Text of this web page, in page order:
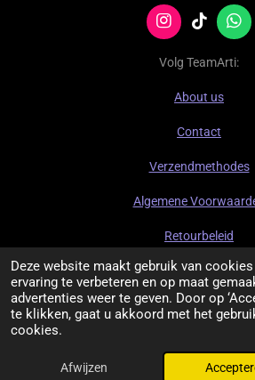
Deze website maakt gebruik van
ervaring te verbeteren en op maat
advertenties weer te geven. Door op
te klikken, gaat u akkoord met het
cookies.
Afwijzen
I
n
s
T
k
o
k
W
h
a
Volg TeamArti:
About us
Contact
Verzendmethodes
Algemene
Retourbeleid
© 2022 - 2026 ArtiCollect
Powered by JouwWeb
TikTok